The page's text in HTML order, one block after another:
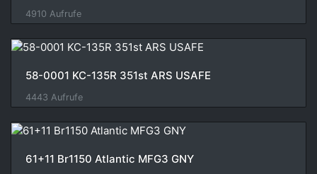
4910 Aufrufe
58-0001 KC-135R 351st ARS USAFE
4443 Aufrufe
61+11 Br1150 Atlantic MFG3 GNY